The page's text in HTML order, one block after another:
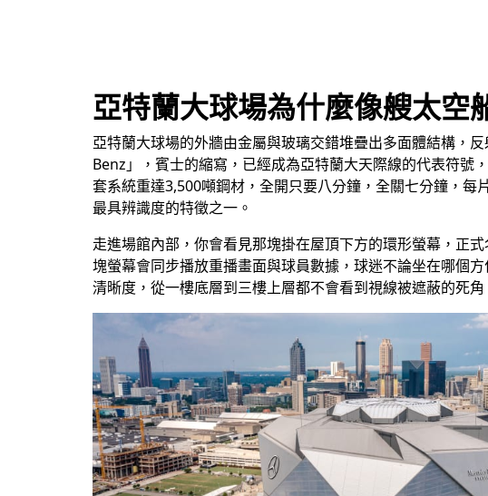
亞特蘭大球場為什麼像艘太空
亞特蘭大球場的外牆由金屬與玻璃交錯堆疊出多面體結構，
Benz」，賓士的縮寫，已經成為亞特蘭大天際線的代表符號
套系統重達3,500噸鋼材，全開只要八分鐘，全關七分鐘，
最具辨識度的特徵之一。
走進場館內部，你會看見那塊掛在屋頂下方的環形螢幕，正
塊螢幕會同步播放重播畫面與球員數據，球迷不論坐在哪個
清晰度，從一樓底層到三樓上層都不會看到視線被遮蔽的死角